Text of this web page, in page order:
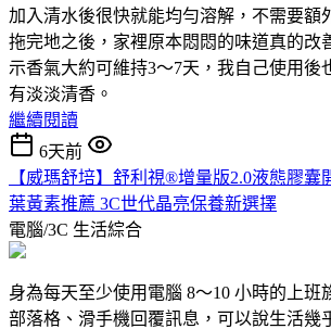
加入清水後很快就能均勻溶解，不需要額
拖完地之後，家裡原本悶悶的味道真的改
示香氣大約可維持3～7天，我自己使用後
有淡淡清香。
繼續閱讀
6天前
【威瑪舒培】舒利視®增量版2.0液態膠囊
葉黃素推薦 3C世代晶亮保養新選擇
電腦/3C 生活綜合
身為每天至少使用電腦 8～10 小時的上班
部落格、滑手機回覆訊息，可以說生活幾